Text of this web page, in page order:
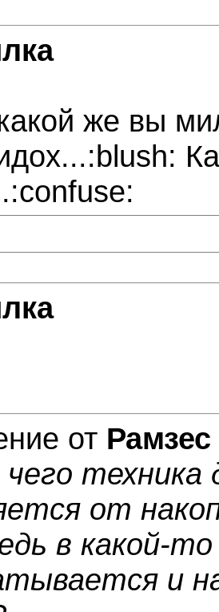
же вы
от Рамзес
техника
от
в какой-
и